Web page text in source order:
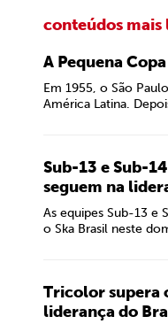
conteúdos mais
A Pequena
Em 1955, o São
América Latina.
Sub-13 e Sub-
seguem na
As equipes Sub-13 e
o Ska Brasil neste
Tricolor supera
liderança do